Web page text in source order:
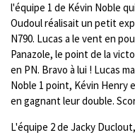
l'équipe 1 de Kévin Noble
Oudoul réalisait un petit
N790. Lucas a le vent en
Panazole, le point de la
en PN. Bravo à lui ! Lucas
Noble 1 point, Kévin Henry
en gagnant leur double.
L'équipe 2 de Jacky